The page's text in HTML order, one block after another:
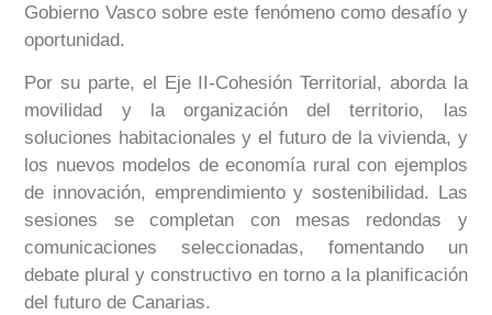
Gobierno Vasco sobre este fenómeno como desafío y
oportunidad.
Por su parte, el Eje II-Cohesión Territorial, aborda la
movilidad y la organización del territorio, las
soluciones habitacionales y el futuro de la vivienda, y
los nuevos modelos de economía rural con ejemplos
de innovación, emprendimiento y sostenibilidad. Las
sesiones se completan con mesas redondas y
comunicaciones seleccionadas, fomentando un
debate plural y constructivo en torno a la planificación
del futuro de Canarias.